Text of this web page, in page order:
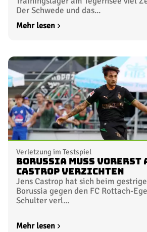
Der Schwede und das...
Mehr lesen
Verletzung im Testspiel
Borussia muss vorerst
Castrop verzichten
Jens Castrop hat sich beim
Borussia gegen den FC Rottach-
Schulter verl...
Mehr lesen